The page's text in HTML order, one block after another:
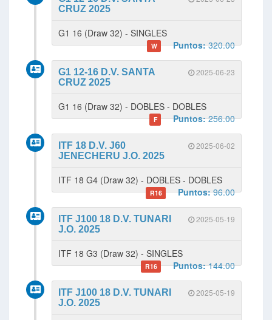
CRUZ 2025
G1 16 (Draw 32) - SINGLES
W Puntos:320.00
2025-06-23
G1 12-16 D.V. SANTA
CRUZ 2025
G1 16 (Draw 32) - DOBLES - DOBLES
F Puntos:256.00
2025-06-02
ITF 18 D.V. J60
JENECHERU J.O. 2025
ITF 18 G4 (Draw 32) - DOBLES - DOBLES
R16 Puntos:96.00
2025-05-19
ITF J100 18 D.V. TUNARI
J.O. 2025
ITF 18 G3 (Draw 32) - SINGLES
R16 Puntos:144.00
2025-05-19
ITF J100 18 D.V. TUNARI
J.O. 2025